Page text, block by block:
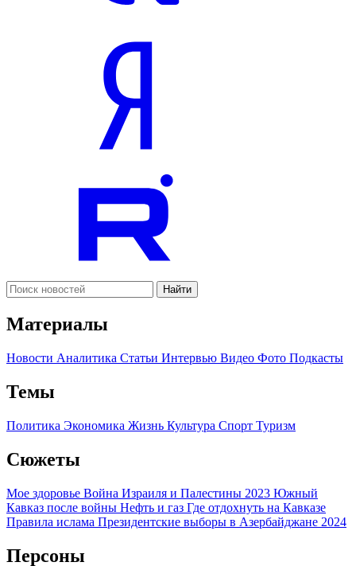
Найти
Материалы
Новости Аналитика Статьи Интервью Видео Фото Подкасты
Темы
Политика Экономика Жизнь Культура Спорт Туризм
Сюжеты
Мое здоровье Война Израиля и Палестины 2023 Южный
Кавказ после войны Нефть и газ Где отдохнуть на Кавказе
Правила ислама Президентские выборы в Азербайджане 2024
Персоны